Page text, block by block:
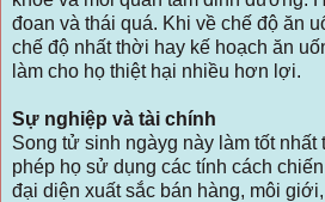
đoan và thái quá. Khi về chế độ ăn
chế độ nhất thời hay kế hoạch ăn
làm cho họ thiệt hại nhiều hơn lợi.
Sự nghiệp và tài chính
Song tử sinh ngàyg này làm tốt
phép họ sử dụng các tính cách
đại diện xuất sắc bán hàng, môi